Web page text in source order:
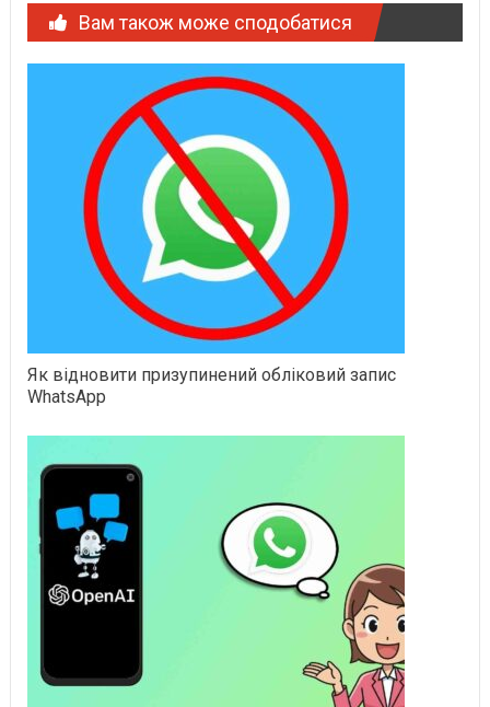
Вам також може сподобатися
Як відновити призупинений обліковий запис
WhatsApp